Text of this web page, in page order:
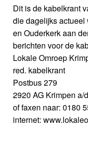
Dit is de kabelkrant
die dagelijks
en Ouderkerk aan
berichten voor de
Lokale Omroep
red. kabelkrant
Postbus 279
2920 AG Krimpen a/
of faxen naar: 0180
internet: